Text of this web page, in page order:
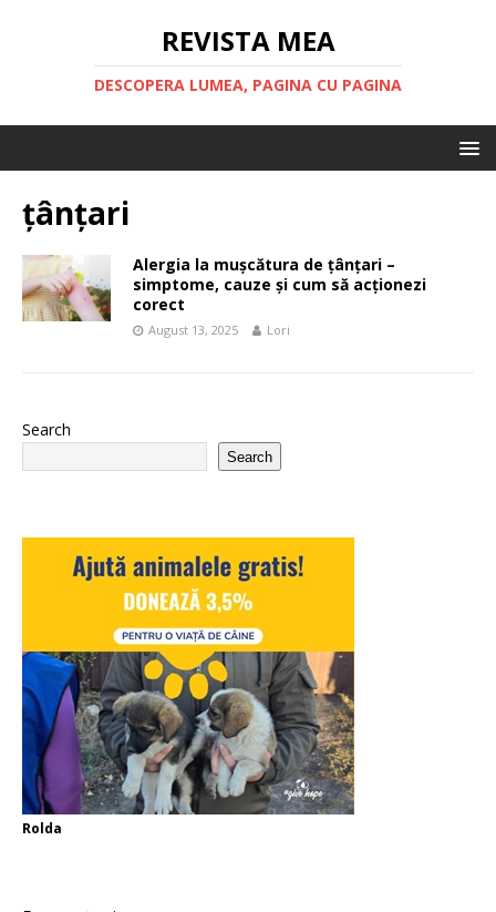
REVISTA MEA
DESCOPERA LUMEA, PAGINA CU PAGINA
țânțari
Alergia la mușcătura de țânțari –
simptome, cauze și cum să acționezi
corect
August 13, 2025 Lori
Search
Search
Rolda